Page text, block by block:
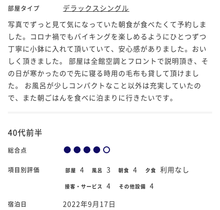
部屋タイプ
デラックスシングル
写真でずっと見て気になっていた朝食が食べたくて予約しま
した。コロナ禍でもバイキングを楽しめるようにひとつずつ
丁寧に小鉢に入れて頂いていて、安心感がありました。おい
しく頂きました。 部屋は全館空調とフロントで説明頂き、そ
の日が寒かったので先に寝る時用の毛布も貸して頂けまし
た。 お風呂が少しコンパクトなこと以外は充実していたの
で、また朝ごはんを食べに泊まりに行きたいです。
40代前半
総合点
項目別評価 部屋 4 風呂 3 朝食 4 夕食 利用なし
接客・サービス 4 その他設備 4
宿泊日 2022年9月17日